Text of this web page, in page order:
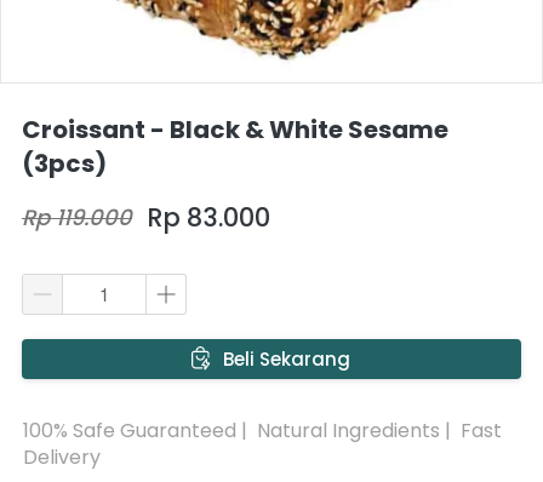
Croissant - Black & White Sesame
(3pcs)
Rp 119.000 Rp 83.000
` Beli Sekarang
100% Safe Guaranteed |  Natural Ingredients |  Fast
Delivery